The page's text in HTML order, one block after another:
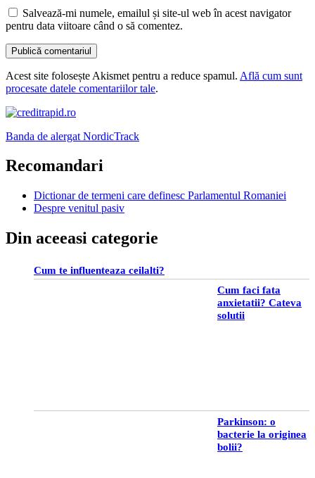
Salvează-mi numele, emailul și site-ul web în acest navigator
pentru data viitoare când o să comentez.
Acest site folosește Akismet pentru a reduce spamul. Află cum sunt
procesate datele comentariilor tale.
Banda de alergat NordicTrack
Recomandari
Dictionar de termeni care definesc Parlamentul Romaniei
Despre venitul pasiv
Din aceeasi categorie
Cum te influenteaza ceilalti?
Cum faci fata
anxietatii? Cateva
solutii
Parkinson: o
bacterie la originea
bolii?